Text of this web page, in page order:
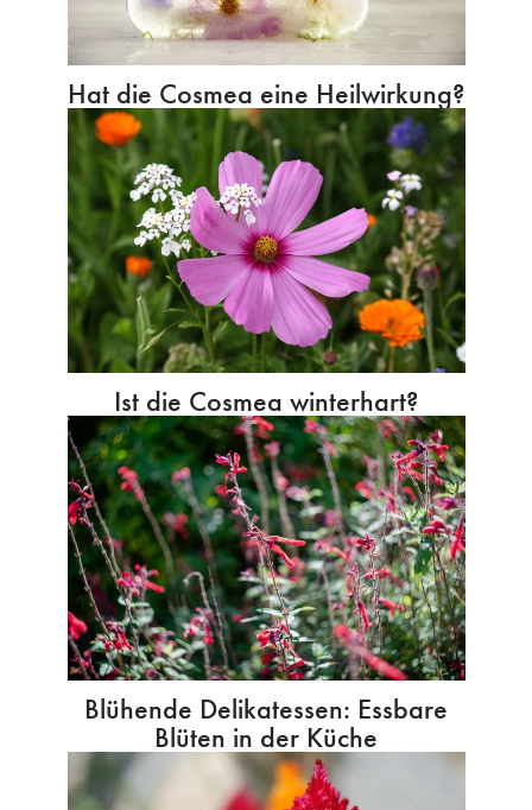
Hat die Cosmea eine Heilwirkung?
Ist die Cosmea winterhart?
Blühende Delikatessen: Essbare
Blüten in der Küche